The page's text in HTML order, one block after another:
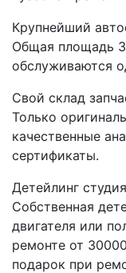
Крупнейший
Общая площадь
обслуживаются
Свой склад
Только
качественные
сертификаты.
Детейлинг студия
Собственная
двигателя или
ремонте от
подарок при